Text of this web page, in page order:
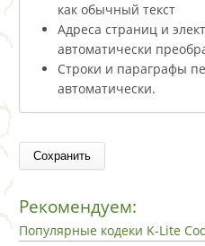
как обычный текст
Адреса страниц и
автоматически
Строки и параграфы
автоматически.
Рекомендуем:
Популярные кодеки K-Lite